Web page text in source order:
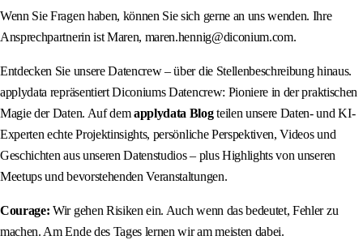
Wenn Sie Fragen haben, können Sie sich gerne an uns wenden. Ihre
Ansprechpartnerin ist Maren, maren.hennig@diconium.com.
Entdecken Sie unsere Datencrew – über die Stellenbeschreibung hinaus.
applydata repräsentiert Diconiums Datencrew: Pioniere in der praktischen
Magie der Daten. Auf demapplydata Blogteilen unsere Daten- und KI-
Experten echte Projektinsights, persönliche Perspektiven, Videos und
Geschichten aus unseren Datenstudios – plus Highlights von unseren
Meetups und bevorstehenden Veranstaltungen.
Courage: Wir gehen Risiken ein. Auch wenn das bedeutet, Fehler zu
machen. Am Ende des Tages lernen wir am meisten dabei.